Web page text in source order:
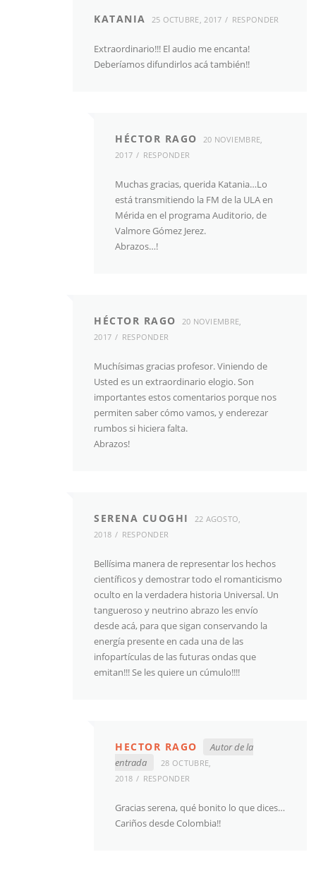
KATANIA 25 OCTUBRE, 2017 RESPONDER
Extraordinario!!! El audio me encanta!
Deberíamos difundirlos acá también!!
HÉCTOR RAGO
20 NOVIEMBRE,
2017
RESPONDER
Muchas gracias, querida Katania…Lo
está transmitiendo la FM de la ULA en
Mérida en el programa Auditorio, de
Valmore Gómez Jerez.
Abrazos…!
HÉCTOR RAGO
20 NOVIEMBRE,
2017
RESPONDER
Muchísimas gracias profesor. Viniendo de
Usted es un extraordinario elogio. Son
importantes estos comentarios porque nos
permiten saber cómo vamos, y enderezar
rumbos si hiciera falta.
Abrazos!
SERENA CUOGHI
22 AGOSTO,
2018
RESPONDER
Bellísima manera de representar los hechos
científicos y demostrar todo el romanticismo
oculto en la verdadera historia Universal. Un
tangueroso y neutrino abrazo les envío
desde acá, para que sigan conservando la
energía presente en cada una de las
infopartículas de las futuras ondas que
emitan!!! Se les quiere un cúmulo!!!!
HECTOR RAGO
Autor de la
entrada
28 OCTUBRE,
2018
RESPONDER
Gracias serena, qué bonito lo que dices…
Cariños desde Colombia!!